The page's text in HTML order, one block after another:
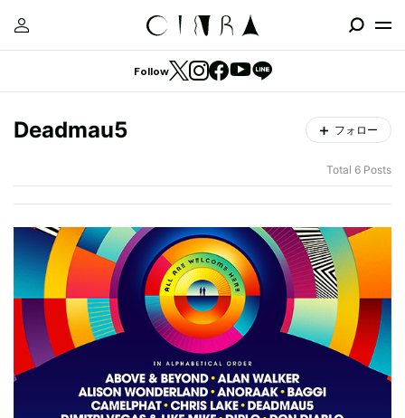
Follow
Deadmau5 フォロー
Total 6 Posts